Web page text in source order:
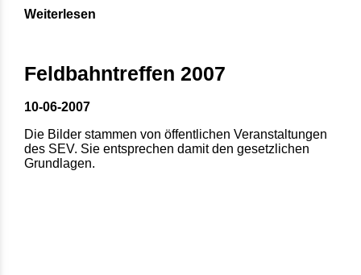
Weiterlesen
Feldbahntreffen 2007
10-06-2007
Die Bilder stammen von öffentlichen Veranstaltungen
des SEV. Sie entsprechen damit den gesetzlichen
Grundlagen.